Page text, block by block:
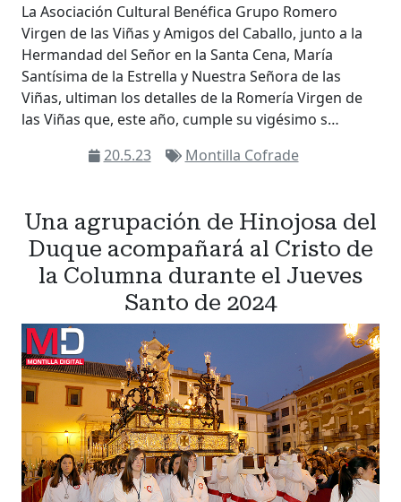
La Asociación Cultural Benéfica Grupo Romero
Virgen de las Viñas y Amigos del Caballo, junto a la
Hermandad del Señor en la Santa Cena, María
Santísima de la Estrella y Nuestra Señora de las
Viñas, ultiman los detalles de la Romería Virgen de
las Viñas que, este año, cumple su vigésimo s…
20.5.23
Montilla Cofrade
Una agrupación de Hinojosa del
Duque acompañará al Cristo de
la Columna durante el Jueves
Santo de 2024